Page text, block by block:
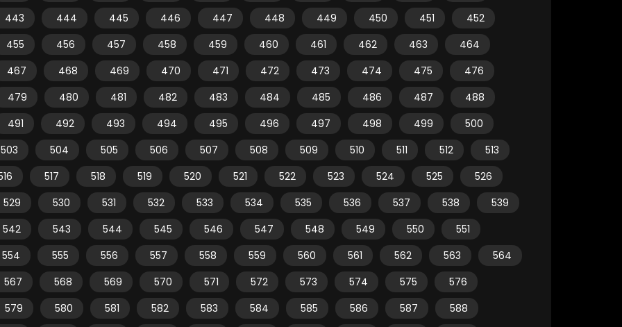
443
444 445 446 447 448 449 450 451
452
455
456 457 458 459 460 461 462 463
464
467
468 469 470 471 472 473 474 475
476
479
480 481 482 483 484 485 486 487
488
491
492 493 494 495 496 497 498 499
500
503
504 505 506 507 508 509 510 511 512
513
517 518 519 520 521 522 523 524 525
526
529
530 531 532 533 534 535 536 537 538
539
542
543 544 545 546 547 548 549 550
551
554
555 556 557 558 559 560 561 562 563
564
567
568 569 570 571 572 573 574 575
576
579
580 581 582 583 584 585 586 587
588